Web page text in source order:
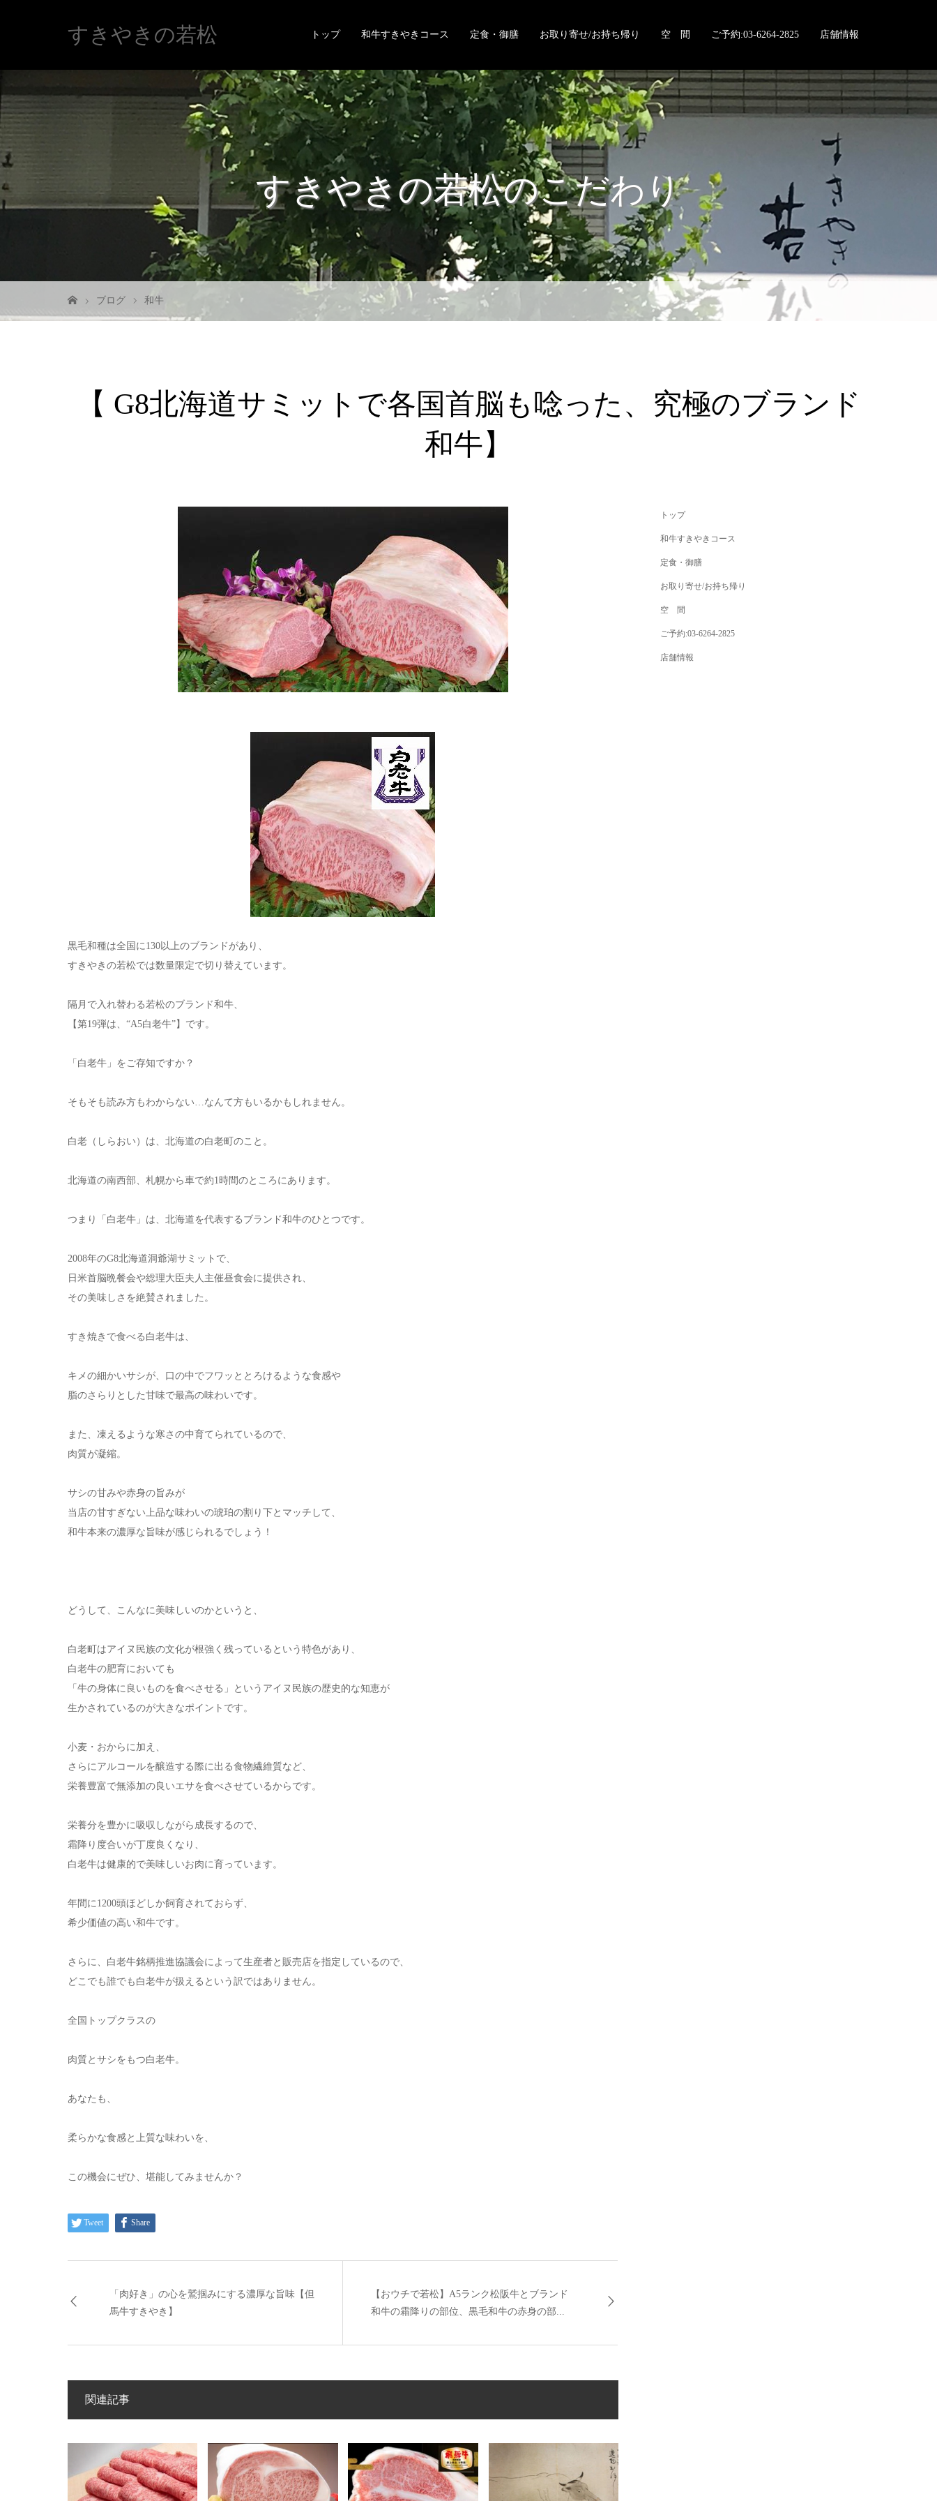
すきやきの若松 トップ 和牛すきやきコース 定食・御膳 お取り寄せ/お持ち帰り 空 間 ご予約:03-6264-2825 店舗情報
すきやきの若松のこだわり
ブログ 和牛
【 G8北海道サミットで各国首脳も唸った、究極のブランド
和牛】
黒毛和種は全国に130以上のブランドがあり、
すきやきの若松では数量限定で切り替えています。
隔月で入れ替わる若松のブランド和牛、
【第19弾は、“A5白老牛”】です。
「白老牛」をご存知ですか？
そもそも読み方もわからない…なんて方もいるかもしれません。
白老（しらおい）は、北海道の白老町のこと。
北海道の南西部、札幌から車で約1時間のところにあります。
つまり「白老牛」は、北海道を代表するブランド和牛のひとつです。
2008年のG8北海道洞爺湖サミットで、
日米首脳晩餐会や総理大臣夫人主催昼食会に提供され、
その美味しさを絶賛されました。
すき焼きで食べる白老牛は、
キメの細かいサシが、口の中でフワッととろけるような食感や
脂のさらりとした甘味で最高の味わいです。
また、凍えるような寒さの中育てられているので、
肉質が凝縮。
サシの甘みや赤身の旨みが
当店の甘すぎない上品な味わいの琥珀の割り下とマッチして、
和牛本来の濃厚な旨味が感じられるでしょう！
どうして、こんなに美味しいのかというと、
白老町はアイヌ民族の文化が根強く残っているという特色があり、
白老牛の肥育においても
「牛の身体に良いものを食べさせる」というアイヌ民族の歴史的な知恵が
生かされているのが大きなポイントです。
小麦・おからに加え、
さらにアルコールを醸造する際に出る食物繊維質など、
栄養豊富で無添加の良いエサを食べさせているからです。
栄養分を豊かに吸収しながら成長するので、
霜降り度合いが丁度良くなり、
白老牛は健康的で美味しいお肉に育っています。
年間に1200頭ほどしか飼育されておらず、
希少価値の高い和牛です。
さらに、白老牛銘柄推進協議会によって生産者と販売店を指定しているので、
どこでも誰でも白老牛が扱えるという訳ではありません。
全国トップクラスの
肉質とサシをもつ白老牛。
あなたも、
柔らかな食感と上質な味わいを、
この機会にぜひ、堪能してみませんか？
Tweet Share
「肉好き」の心を鷲掴みにする濃厚な旨味【但
馬牛すきやき】
【おウチで若松】A5ランク松阪牛とブランド
和牛の霜降りの部位、黒毛和牛の赤身の部...
関連記事
トップ
和牛すきやきコース
定食・御膳
お取り寄せ/お持ち帰り
空 間
ご予約:03-6264-2825
店舗情報